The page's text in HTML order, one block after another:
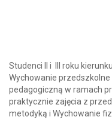
Studenci II i III roku
Wychowanie
pedagogiczną w ramach
praktycznie zajęcia z
metodyką i Wychowanie